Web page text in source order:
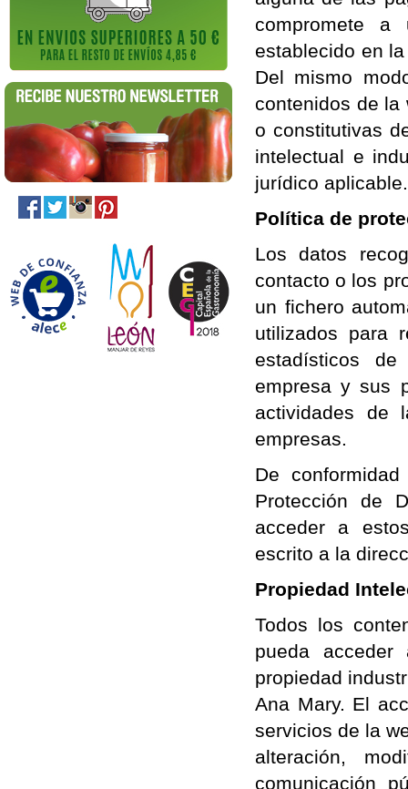
compromete
establecido en
Del mismo
contenidos de la
o constitutivas
intelectual e
jurídico aplicable.
Política de
Los datos
contacto o los
un fichero
utilizados para
estadísticos
empresa y sus
actividades de
empresas.
De
Protección de
acceder a
escrito a la
Propiedad
Todos los
pueda
propiedad
Ana Mary. El
servicios de la
alteración,
comunicación